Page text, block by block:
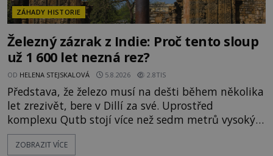
ZÁHADY HISTORIE
Železný zázrak z Indie: Proč tento sloup
už 1 600 let nezná rez?
OD HELENA STEJSKALOVÁ 5.8.2026 2.8TIS
Představa, že železo musí na dešti během několika
let zrezivět, bere v Dillí za své. Uprostřed
komplexu Qutb stojí více než sedm metrů vysoký
železný sloup, který už přibližně 1 600 let odolává
počasí s jen nepatrnými stopami koroze. Jeho
ZOBRAZIT VÍCE